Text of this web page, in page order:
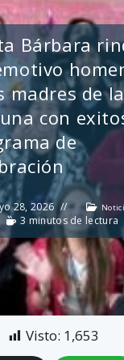
Bárbara
madres de la
con
de
28, 2026
3 minutos de lectura
Visto: 1,653